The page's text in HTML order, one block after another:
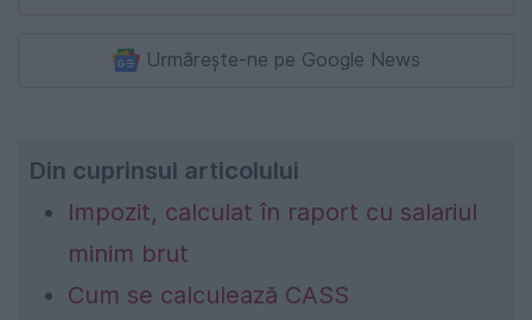
Urmărește-ne pe Google News
Din cuprinsul articolului
Impozit, calculat în raport cu salariul
minim brut
Cum se calculează CASS